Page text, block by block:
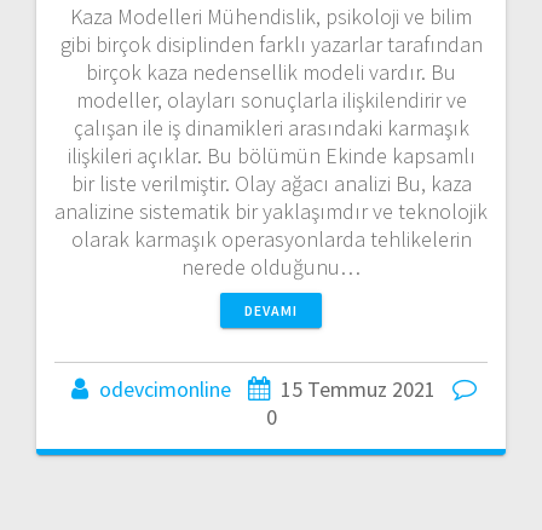
Kaza Modelleri Mühendislik, psikoloji ve bilim
gibi birçok disiplinden farklı yazarlar tarafından
birçok kaza nedensellik modeli vardır. Bu
modeller, olayları sonuçlarla ilişkilendirir ve
çalışan ile iş dinamikleri arasındaki karmaşık
ilişkileri açıklar. Bu bölümün Ekinde kapsamlı
bir liste verilmiştir. Olay ağacı analizi Bu, kaza
analizine sistematik bir yaklaşımdır ve teknolojik
olarak karmaşık operasyonlarda tehlikelerin
nerede olduğunu…
DEVAMI
odevcimonline
15 Temmuz 2021
0